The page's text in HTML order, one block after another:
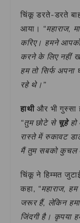
चिंकू डरते-डरते
आया। “महाराज,
करिए। हमने
करने के लिए नहीं
हम तो सिर्फ अपना
रहे थे।”
हाथीऔर भी गुस्सा
“तुम छोटे से चूहेहो
रास्ते में रुकावट
मैं तुम सबको कुचल
चिंकू ने हिम्मत
कहा, “महाराज,
जरूर हैं, लेकिन
जिंदगी है। कृपया